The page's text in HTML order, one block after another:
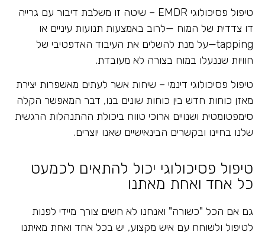
טיפול פסיכולוגי EMDR – שיטה זו משלבת דיבור עם גרייה
דו צדדית של המוח —לרוב באמצעות תנועות עיניים או
tapping—על מנת להשלים את העיבוד האדפטיבי של
חוויות שננעלו במוח בצורה לא מעובדת.
טיפול פסיכולוגי דינמי – שיחות אשר לעתים מאשפרות יצירת
מאזן כוחות חדש בין כוחות שונים בנו, דבר המאפשר הקלה
סימפטומטית ושנויים ארוכי טווח ביכולת ההתנהלות הרגשית
שלנו בחיינו ובקשרים הבינאישיים שאנו יוצרים.
טיפול פסיכולוגי יכול להתאים לכמעט
כל אחד ואחת מאתנו
גם אם הכל "כשורה" ואנחנו לא חשים צורך מיידי לפנות
לטיפול ולשוחח עם איש מקצוע, יש בכל אחד ואחת מאיתנו